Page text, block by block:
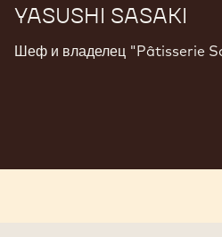
YASUSHI SASAKI
Шеф и владелец "Pâtisserie